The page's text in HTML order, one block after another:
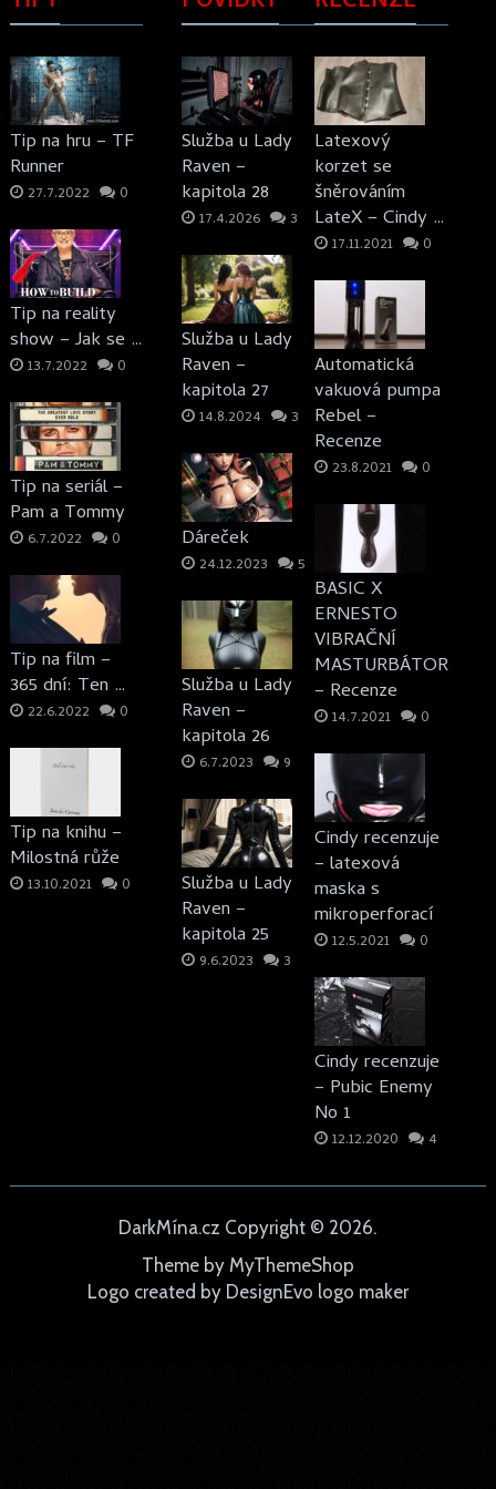
Tip na hru – TF
Runner
27.7.2022 0
Tip na reality
show – Jak se …
13.7.2022 0
Tip na seriál –
Pam a Tommy
6.7.2022 0
Tip na film –
365 dní: Ten …
22.6.2022 0
Tip na knihu –
Milostná růže
13.10.2021 0
Služba u Lady
Raven –
kapitola 28
17.4.2026 3
Služba u Lady
Raven –
kapitola 27
14.8.2024 3
Dáreček
24.12.2023 5
Služba u Lady
Raven –
kapitola 26
6.7.2023 9
Služba u Lady
Raven –
kapitola 25
9.6.2023 3
Latexový
korzet se
šněrováním
LateX – Cindy …
17.11.2021 0
Automatická
vakuová pumpa
Rebel –
Recenze
23.8.2021 0
BASIC X
ERNESTO
VIBRAČNÍ
MASTURBÁTOR
– Recenze
14.7.2021 0
Cindy recenzuje
– latexová
maska s
mikroperforací
12.5.2021 0
Cindy recenzuje
– Pubic Enemy
No 1
12.12.2020 4
DarkMína.cz Copyright © 2026.
Theme by MyThemeShop
Logo created by DesignEvo logo maker